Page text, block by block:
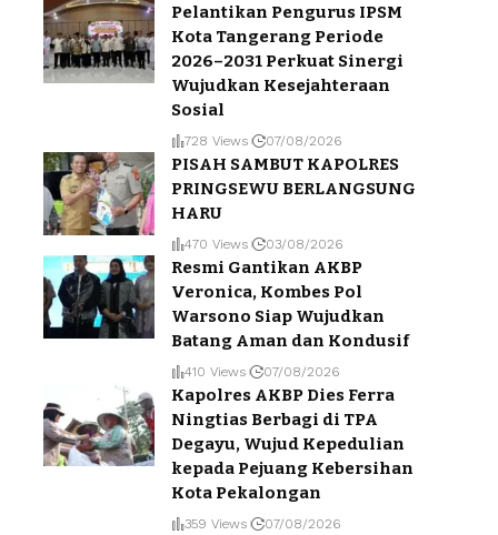
Pelantikan Pengurus IPSM
Kota Tangerang Periode
2026–2031 Perkuat Sinergi
Wujudkan Kesejahteraan
Sosial
728 Views 07/08/2026
PISAH SAMBUT KAPOLRES
PRINGSEWU BERLANGSUNG
HARU
470 Views 03/08/2026
Resmi Gantikan AKBP
Veronica, Kombes Pol
Warsono Siap Wujudkan
Batang Aman dan Kondusif
410 Views 07/08/2026
Kapolres AKBP Dies Ferra
Ningtias Berbagi di TPA
Degayu, Wujud Kepedulian
kepada Pejuang Kebersihan
Kota Pekalongan
359 Views 07/08/2026